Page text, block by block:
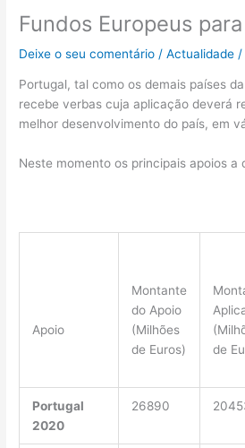
Fundos Europeus
Deixe o seu comentário /Actualidade /
Portugal, tal como os demais países
recebe verbas cuja aplicação deverá
melhor desenvolvimento do país, em
Neste momento os principais apoios a
Apoio
Montante
do Apoio
(Milhões
de Euros)
de
Portugal
2020
26890